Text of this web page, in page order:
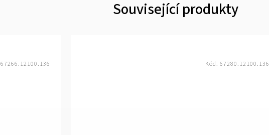
Související produkty
67266.12100.136 Kód:67280.12100.136